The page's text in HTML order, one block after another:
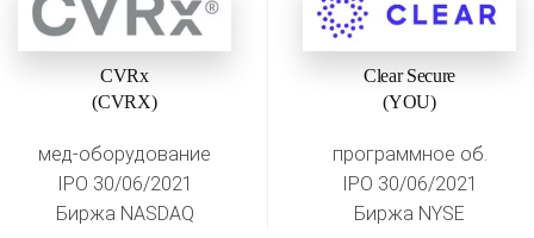
CVRx
(CVRX)
мед-оборудование
IPO 30/06/2021
Биржа NASDAQ
Clear Secure
(YOU)
программное об.
IPO 30/06/2021
Биржа NYSE